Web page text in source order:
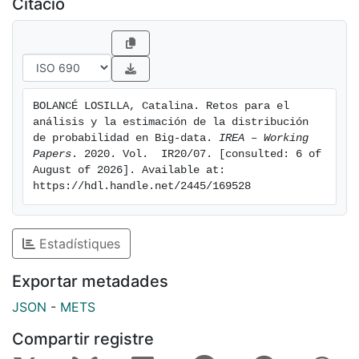
algunas dificultades de los estimadores núcleos más
clásicos cuando en los datos existen valores muy
extremos los cuales es necesario modelizar para la
cuantificación del riesgo.
Citació
BOLANCÉ LOSILLA, Catalina. Retos para el
análisis y la estimación de la distribución
de probabilidad en Big-data. IREA – Working
Papers . 2020. Vol.  IR20/07. [consulted: 6 of
August of 2026]. Available at:
https://hdl.handle.net/2445/169528
Estadístiques
Exportar metadades
JSON - METS
Compartir registre